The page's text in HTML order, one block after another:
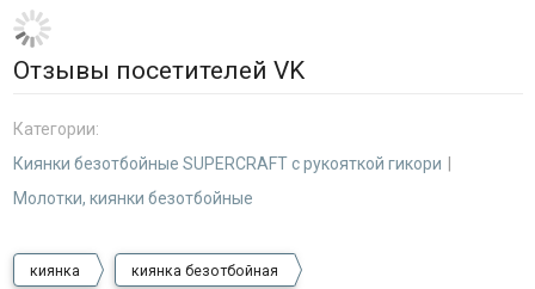
Отзывы посетителей VK
Категории:
Киянки безотбойные SUPERCRAFT с рукояткой гикори
Молотки, киянки безотбойные
киянка киянка безотбойная